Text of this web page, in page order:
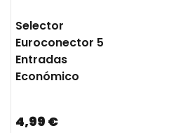
Selector
Euroconector 5
Entradas
Económico
4,99 €